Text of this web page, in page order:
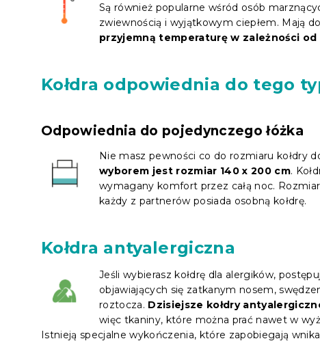
Są również popularne wśród osób
zwiewnością i wyjątkowym ciepłem. Mają
przyjemną temperaturę w zależności
Kołdra odpowiednia do tego
Odpowiednia do pojedynczego łóżka
Nie masz pewności co do rozmiaru kołdry
wyborem jest rozmiar 140 x 200 cm.
wymagany komfort przez całą noc.
każdy z partnerów posiada osobną kołdrę.
Kołdra antyalergiczna
Jeśli wybierasz kołdrę dla alergików,
objawiających się zatkanym nosem,
roztocza. Dzisiejsze kołdry
więc tkaniny, które można prać nawet w
Istnieją specjalne wykończenia, które zapobiegają